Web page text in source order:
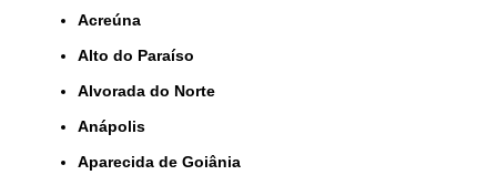
Acreúna
Alto do Paraíso
Alvorada do Norte
Anápolis
Aparecida de Goiânia